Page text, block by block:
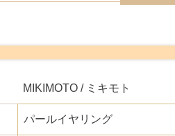
MIKIMOTO / ミキモト
パールイヤリング